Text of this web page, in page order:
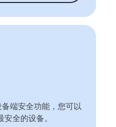
端安全功能，您可以
全的设备。